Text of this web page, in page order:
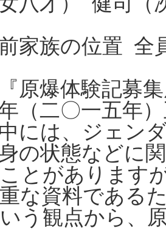
家族の位置 全
原爆体験記募
（二〇一五年
中には、ジェン
の状態などに
とがあります
な資料である
う観点から、